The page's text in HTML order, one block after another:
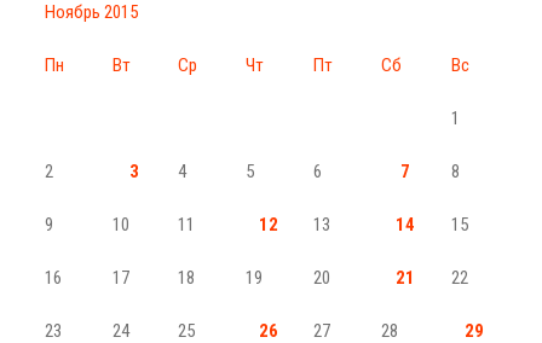
Ноябрь 2015
Пн Вт Ср Чт Пт Сб Вс
1
2 3 4 5 6 7 8
9 10 11 12 13 14 15
16 17 18 19 20 21 22
23 24 25 26 27 28 29